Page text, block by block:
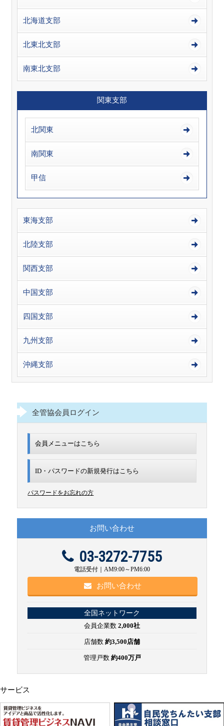
北海道支部
北東北支部
南東北支部
関東支部
北関東
南関東
甲信
東海支部
北陸支部
関西支部
中国支部
四国支部
九州支部
沖縄支部
全管協会員ログイン
会員メニューはこちら
ID・パスワードの新規発行はこちら
パスワードをお忘れの方
お問い合わせ
03-3272-7755
電話受付｜AM9:00～PM6:00
お問い合わせ
全国ネットワーク
会員企業数 2,000社
店舗数 約3,500店舗
管理戸数 約400万戸
サービス